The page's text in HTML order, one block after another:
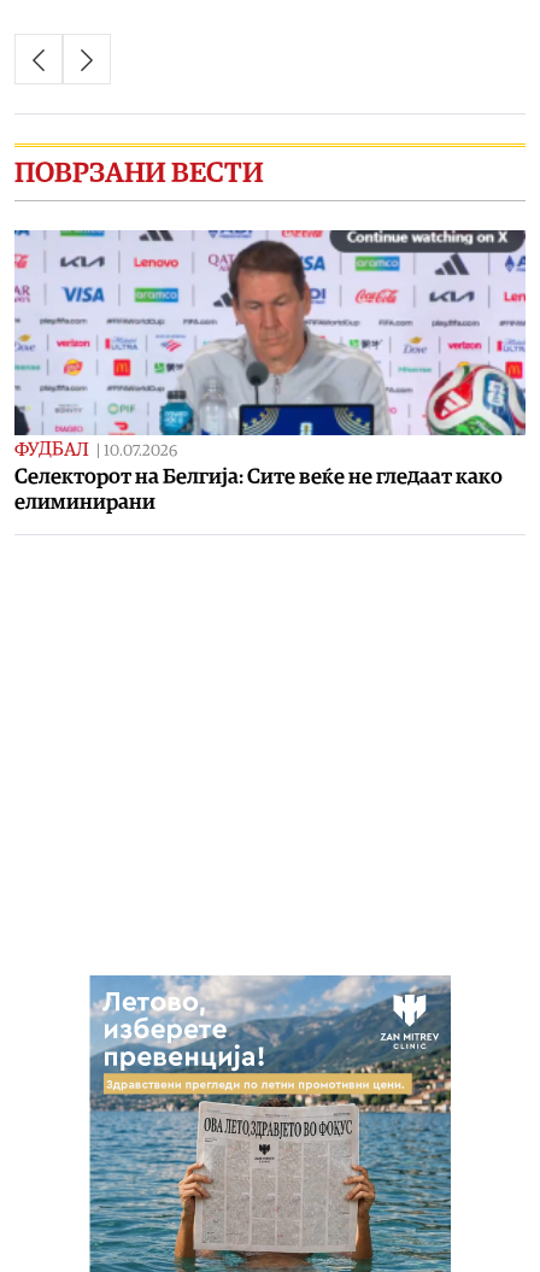
ПОВРЗАНИ ВЕСТИ
ФУДБАЛ 10.07.2026
Селекторот на Белгија: Сите веќе не гледаат како
елиминирани